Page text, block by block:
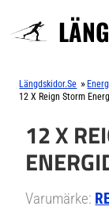
Längdskidor.se »
12 X Reign Storm
12 X
Varumärke: